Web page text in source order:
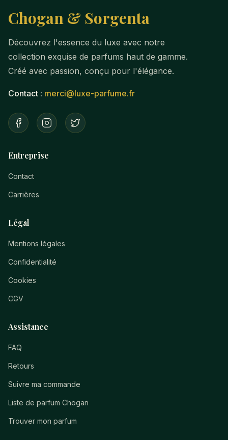
Chogan & Sorgenta
Découvrez l'essence du luxe avec notre
collection exquise de parfums haut de gamme.
Créé avec passion, conçu pour l'élégance.
Contact : merci@luxe-parfume.fr
Entreprise
Contact
Carrières
Légal
Mentions légales
Confidentialité
Cookies
CGV
Assistance
FAQ
Retours
Suivre ma commande
Liste de parfum Chogan
Trouver mon parfum